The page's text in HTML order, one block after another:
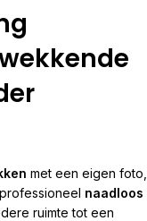
met een eigen foto,
naadloos
ruimte tot een